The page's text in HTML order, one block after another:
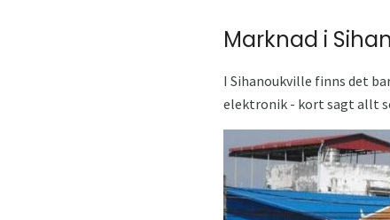
Marknad i
I Sihanoukville finns det
elektronik - kort sagt allt